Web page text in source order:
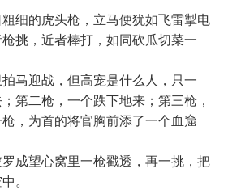
细的虎头枪，立马便犹如飞雷掣电
挑，近者棒打，如同砍瓜切菜一
马迎战，但高宠是什么人，只一
第二枪，一个跌下地来；第三枪，
，为首的将官胸前添了一个血窟
成望心窝里一枪戳透，再一挑，把
。